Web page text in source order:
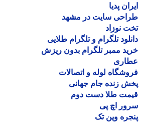
پدیا
سایت در مشهد
نوزاد
تلگرام و تلگرام طلایی
ممبر تلگرام بدون ریزش
لوله و اتصالات
زنده جام جهانی
طلا دست دوم
اچ پی
وین تک